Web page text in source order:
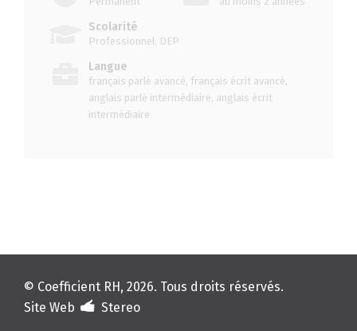
Scolarité
Professionnel, DEP
Langue
français parlé avancé, français écrit avancé,
anglais parlé intermédiaire, anglais écrit
intermédiaire
© Coefficient RH, 2026. Tous droits réservés.
Site Web
Stereo